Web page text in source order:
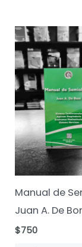
Manual de
Juan A. De
$750